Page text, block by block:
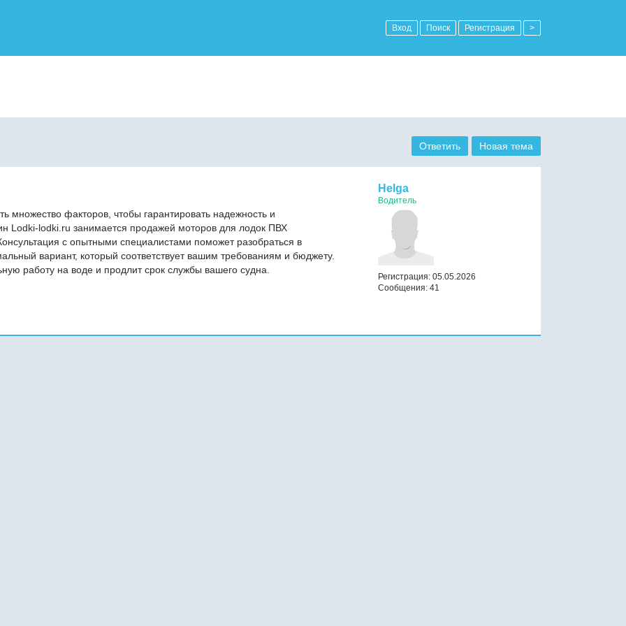
Вход Поиск Регистрация >
Новая тема
Ответить
Helga
Водитель
Регистрация: 05.05.2026
Сообщения: 41
множество факторов, чтобы гарантировать надежность и
Lodki-lodki.ru занимается продажей моторов для лодок ПВХ
с опытными специалистами поможет разобраться в
вариант, который соответствует вашим требованиям и бюджету.
работу на воде и продлит срок службы вашего судна.